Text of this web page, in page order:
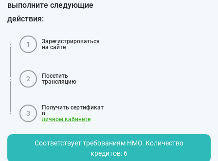
выполните следующие
действия:
1
Зарегистрироваться
на сайте
2
Посетить
трансляцию
3
Получить сертификат
в
личном кабинете
Соответствует требованиям НМО. Количество
кредитов: 6